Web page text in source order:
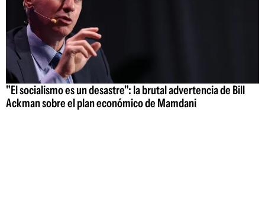
"El socialismo es un desastre": la brutal advertencia de Bill
Ackman sobre el plan económico de Mamdani